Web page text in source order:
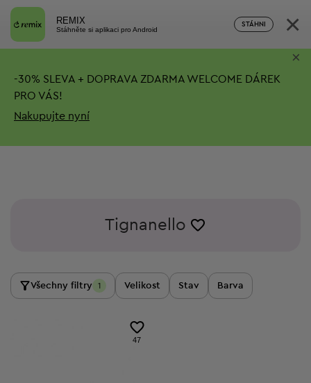
REMIX
Stáhněte si aplikaci pro Android
STÁHNI ×
-30% SLEVA + DOPRAVA ZDARMA WELCOME DÁREK
PRO VÁS!
Nakupujte nyní
×
Tignanello
Všechny filtry 1 Velikost Stav Barva
47